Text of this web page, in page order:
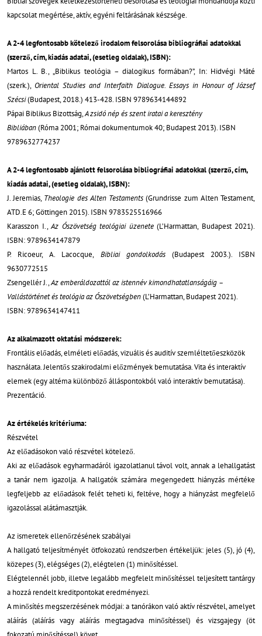
kapcsolat megértése, aktív, egyéni feltárásának készsége.
A 2-4 legfontosabb kötelező irodalom felsorolása bibliográfiai adatokkal
(szerző, cím, kiadás adatai, (esetleg oldalak), ISBN):
Martos L. B., „Biblikus teológia – dialogikus formában?”, In: Hidvégi Máté
(szerk.), Oriental Studies and Interfaith Dialogue. Essays in Honour of József
Szécsi(Budapest, 2018.) 413-428. ISBN 9789634144892
Pápai Biblikus Bizottság,A zsidó nép és szent iratai a keresztény
Bibliában(Róma 2001; Római dokumentumok 40; Budapest 2013). ISBN
9789632774237
A 2-4 legfontosabb ajánlott felsorolása bibliográfiai adatokkal (szerző, cím,
kiadás adatai, (esetleg oldalak), ISBN):
J. Jeremias, Theologie des Alten Testaments(Grundrisse zum Alten Testament,
ATD.E 6; Göttingen 2015). ISBN 9783525516966
Karasszon I.,Az Ószövetség teológiai üzenete (L’Harmattan, Budapest 2021).
ISBN: 9789634147879
P. Ricoeur, A. Lacocque, Bibliai gondolkodás (Budapest 2003.). ISBN
9630772515
Zsengellér J.,Az emberáldozattól az istennév kimondhatatlanságáig –
Vallástörténet és teológia az Ószövetségben(L’Harmattan, Budapest 2021).
ISBN: 9789634147411
Az alkalmazott oktatási módszerek:
Frontális előadás, elméleti előadás, vizuális és auditív szemléltetőeszközök
használata. Jelentős szakirodalmi előzmények bemutatása. Vita és interaktív
elemek (egy altéma különböző álláspontokból való interaktív bemutatása).
Prezentáció.
Az értékelés kritériuma:
Részvétel
Az előadásokon való részvétel kötelező.
Aki az előadások egyharmadáról igazolatlanul távol volt, annak a lehallgatást
a tanár nem igazolja. A hallgatók számára megengedett hiányzás mértéke
legfeljebb az előadások felét teheti ki, feltéve, hogy a hiányzást megfelelő
igazolással alátámasztják.
Az ismeretek ellenőrzésének szabályai
A hallgató teljesítményét ötfokozatú rendszerben értékeljük: jeles (5), jó (4),
közepes (3), elégséges (2), elégtelen (1) minősítéssel.
Elégtelennél jobb, illetve legalább megfelelt minősítéssel teljesített tantárgy
a hozzá rendelt kreditpontokat eredményezi.
A minősítés megszerzésének módjai: a tanórákon való aktív részvétel, amelyet
aláírás (aláírás vagy aláírás megtagadva minősítéssel) és vizsgajegy (öt